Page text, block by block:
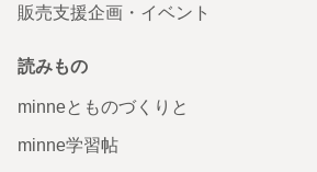
販売支援企画・イベント
読みもの
minneとものづくりと
minne学習帖